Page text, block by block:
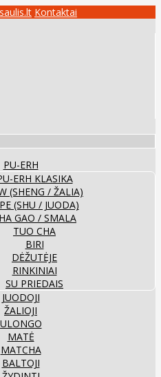
Kontaktai
PU-ERH
ERH KLASIKA
(SHENG / ŽALIA)
(SHU / JUODA)
GAO / SMALA
TUO CHA
BIRI
DĖŽUTĖJE
RINKINIAI
SU PRIEDAIS
JUODOJI
ŽALIOJI
ULONGO
MATĖ
MATCHA
BALTOJI